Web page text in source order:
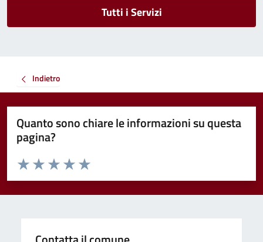
Tutti i Servizi
Indietro
Quanto sono chiare le informazioni su questa
pagina?
Valuta da 1 a 5 stelle la pagina
Valuta 5 stelle su 5
Valuta 4 stelle su 5
Valuta 3 stelle su 5
Valuta 2 stelle su 5
Valuta 1 stelle su 5